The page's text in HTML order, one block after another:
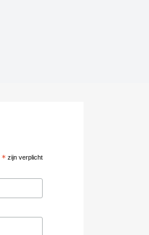
* zijn verplicht